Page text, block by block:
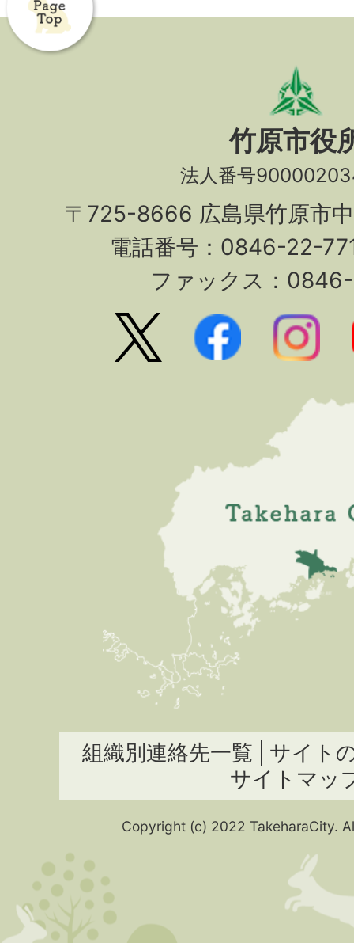
竹原市役
法人番号
〒725-8666 広島県竹原市
電話番号：0846-22-
ファックス：
組織別連絡先一覧
サイト
サイトマッ
Copyright (c) 2022 TakeharaCity.